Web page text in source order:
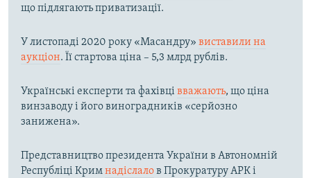
що підлягають приватизації.
У листопаді 2020 року «Масандру» виставили на
аукціон. Її стартова ціна – 5,3 млрд рублів.
Українські експерти та фахівці вважають, що ціна
винзаводу і його виноградників «серйозно
занижена».
Представництво президента України в Автономній
Республіці Кримнадіслалов Прокуратуру АРК і